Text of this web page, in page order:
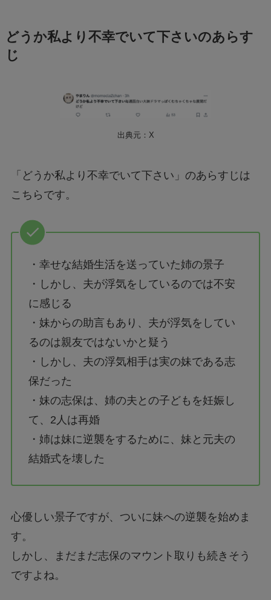
どうか私より不幸でいて下さいのあらす
じ
出典元：X
「どうか私より不幸でいて下さい」のあらすじは
こちらです。
・幸せな結婚生活を送っていた姉の景子
・しかし、夫が浮気をしているのでは不安
に感じる
・妹からの助言もあり、夫が浮気をしてい
るのは親友ではないかと疑う
・しかし、夫の浮気相手は実の妹である志
保だった
・妹の志保は、姉の夫との子どもを妊娠し
て、2人は再婚
・姉は妹に逆襲をするために、妹と元夫の
結婚式を壊した
心優しい景子ですが、ついに妹への逆襲を始めま
す。
しかし、まだまだ志保のマウント取りも続きそう
ですよね。